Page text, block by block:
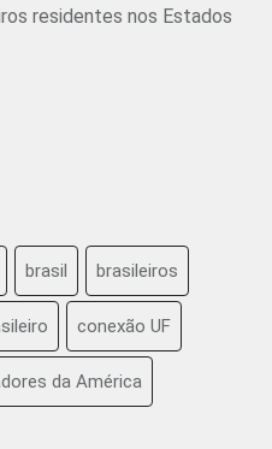
residentes nos Estados
brasil brasileiros
conexão UF
da América